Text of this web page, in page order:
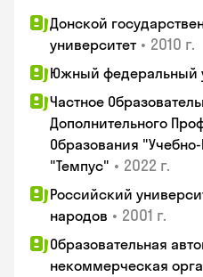
Донской
университет • 2010 г.
Южный федеральный
Частное
Дополнительного
Образования
"Темпус" • 2022 г.
Российский
народов • 2001 г.
Образовательная
некоммерческая